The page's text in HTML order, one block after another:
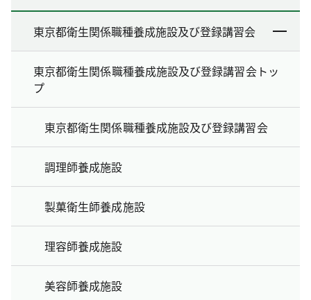
東京都衛生関係職種養成施設及び登録講習会
東京都衛生関係職種養成施設及び登録講習会トッ
プ
東京都衛生関係職種養成施設及び登録講習会
調理師養成施設
製菓衛生師養成施設
理容師養成施設
美容師養成施設